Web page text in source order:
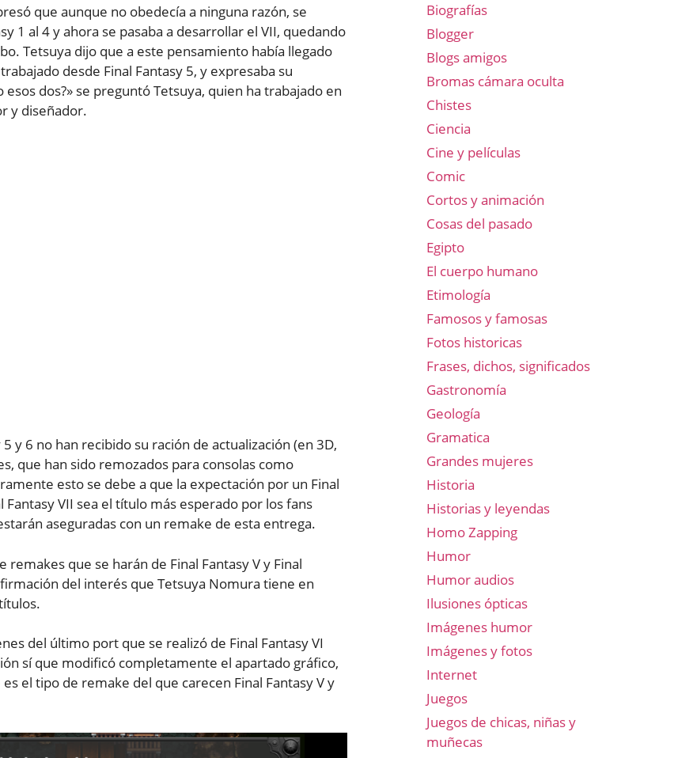
que aunque no obedecía a ninguna razón, se
1 al 4 y ahora se pasaba a desarrollar el VII, quedando
Tetsuya dijo que a este pensamiento había llegado
desde Final Fantasy 5, y expresaba su
dos?» se preguntó Tetsuya, quien ha trabajado en
y diseñador.
y 6 no han recibido su ración de actualización (en 3D,
que han sido remozados para consolas como
esto se debe a que la expectación por un Final
VII sea el título más esperado por los fans
aseguradas con un remake de esta entrega.
que se harán de Final Fantasy V y Final
del interés que Tetsuya Nomura tiene en
del último port que se realizó de Final Fantasy VI
sí que modificó completamente el apartado gráfico,
el tipo de remake del que carecen Final Fantasy V y
Biografías
Blogger
Blogs amigos
Bromas cámara oculta
Chistes
Ciencia
Cine y películas
Comic
Cortos y animación
Cosas del pasado
Egipto
El cuerpo humano
Etimología
Famosos y famosas
Fotos historicas
Frases, dichos, significados
Gastronomía
Geología
Gramatica
Grandes mujeres
Historia
Historias y leyendas
Homo Zapping
Humor
Humor audios
Ilusiones ópticas
Imágenes humor
Imágenes y fotos
Internet
Juegos
Juegos de chicas, niñas y
muñecas